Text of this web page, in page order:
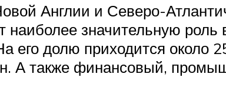
Англии и Северо-
значительную роль
его долю приходится около
А также финансовый,